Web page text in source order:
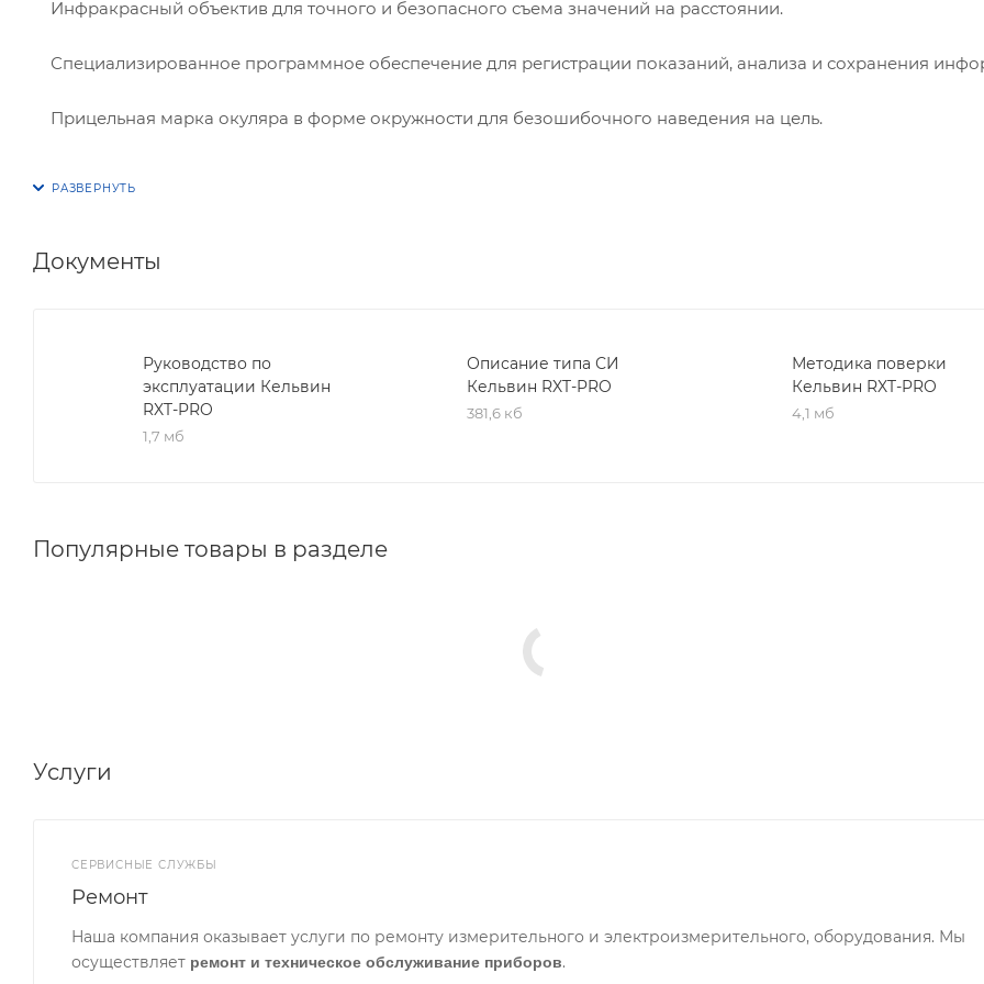
Инфракрасный объектив для точного и безопасного съема значений на расстоянии.
Специализированное программное обеспечение для регистрации показаний, анализа и сохранения
Прицельная марка окуляра в форме окружности для безошибочного наведения на цель.
Документы
Руководство по
эксплуатации Кельвин
RXT-PRO
1,7 мб
Описание типа СИ
Кельвин RXT-PRO
381,6 кб
Методика поверки
Кельвин RXT-PRO
4,1 мб
Популярные товары в разделе
Услуги
СЕРВИСНЫЕ СЛУЖБЫ
Ремонт
Наша компания оказывает услуги по ремонту измерительного и электроизмерительного, оборудования. Мы
осуществляет ремонт и техническое обслуживание приборов.